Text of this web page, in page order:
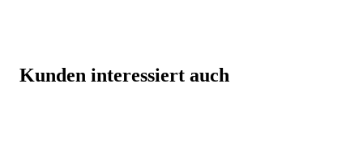
Kunden interessiert auch